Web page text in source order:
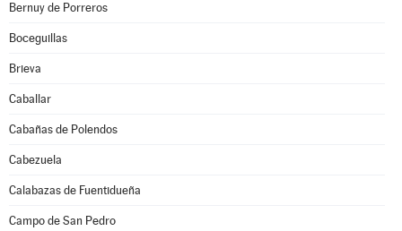
Bernuy de Porreros
Boceguillas
Brieva
Caballar
Cabañas de Polendos
Cabezuela
Calabazas de Fuentidueña
Campo de San Pedro